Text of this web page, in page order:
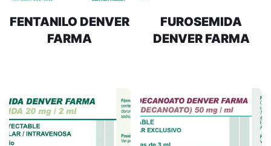
FENTANILO DENVER
FARMA
FUROSEMIDA
DENVER FARMA